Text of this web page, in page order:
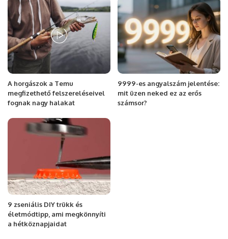
A horgászok a Temu
megfizethető felszereléseivel
fognak nagy halakat
9999-es angyalszám jelentése:
mit üzen neked ez az erős
számsor?
9 zseniális DIY trükk és
életmódtipp, ami megkönnyíti
a hétköznapjaidat